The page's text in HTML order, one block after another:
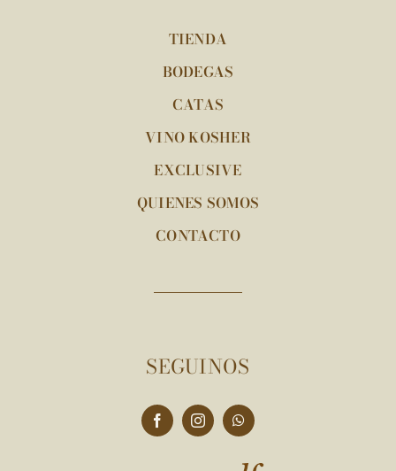
TIENDA
BODEGAS
CATAS
VINO KOSHER
EXCLUSIVE
QUIENES SOMOS
CONTACTO
SEGUINOS